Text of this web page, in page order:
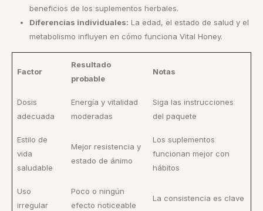
beneficios de los suplementos herbales.
Diferencias individuales: La edad, el estado de salud y el
metabolismo influyen en cómo funciona Vital Honey.
Factor
Resultado
probable
Notas
Dosis
adecuada
Energía y vitalidad
moderadas
Siga las instrucciones
del paquete
Estilo de
vida
saludable
Mejor resistencia y
estado de ánimo
Los suplementos
funcionan mejor con
hábitos
Uso
irregular
Poco o ningún
efecto noticeable
La consistencia es clave